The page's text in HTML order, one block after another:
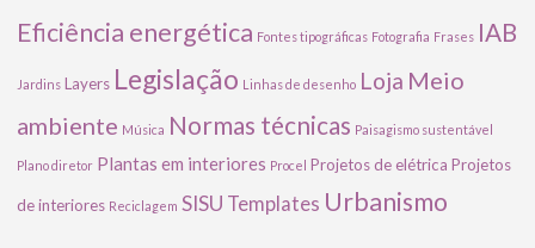
Eficiência energética Fontes tipográficas Fotografia Frases IAB
Jardins Layers Legislação Linhas de desenho Loja Meio
ambiente Música Normas técnicas Paisagismo sustentável
Plano diretor Plantas em interiores Procel Projetos de elétrica Projetos
de interiores Reciclagem SISU Templates Urbanismo